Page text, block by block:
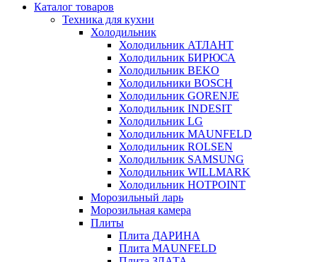
Каталог товаров
Техника для кухни
Холодильник
Холодильник АТЛАНТ
Холодильник БИРЮСА
Холодильник BEKO
Холодильники BOSCH
Холодильник GORENJE
Холодильник INDESIT
Холодильник LG
Холодильник MAUNFELD
Холодильник ROLSEN
Холодильник SAMSUNG
Холодильник WILLMARK
Холодильник HOTPOINT
Морозильный ларь
Морозильная камера
Плиты
Плита ДАРИНА
Плита MAUNFELD